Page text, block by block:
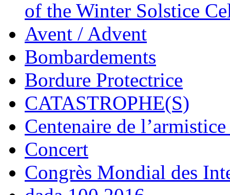
of the Winter Solstice
Avent / Advent
Bombardements
Bordure Protectrice
CATASTROPHE(S)
Centenaire de
Concert
Congrès Mondial des